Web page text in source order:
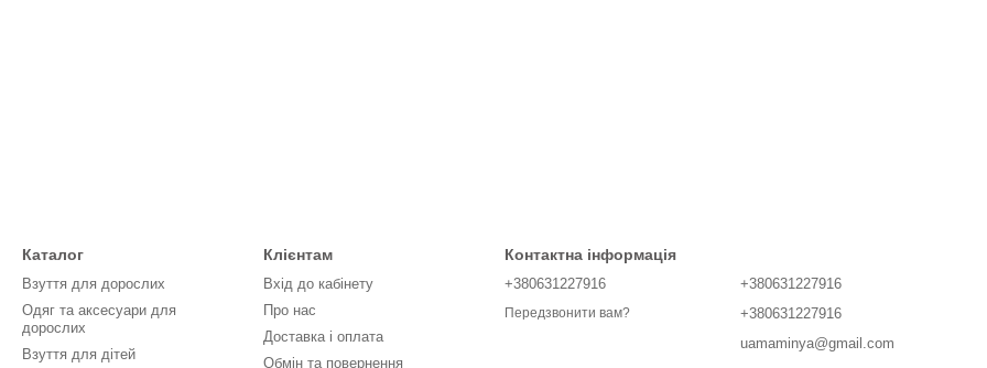
Каталог
Взуття для дорослих
Одяг та аксесуари для
дорослих
Взуття для дітей
Клієнтам
Вхід до кабінету
Про нас
Доставка і оплата
Обмін та повернення
Контактна інформація
+380631227916
Передзвонити вам?
+380631227916
+380631227916
uamaminya@gmail.com